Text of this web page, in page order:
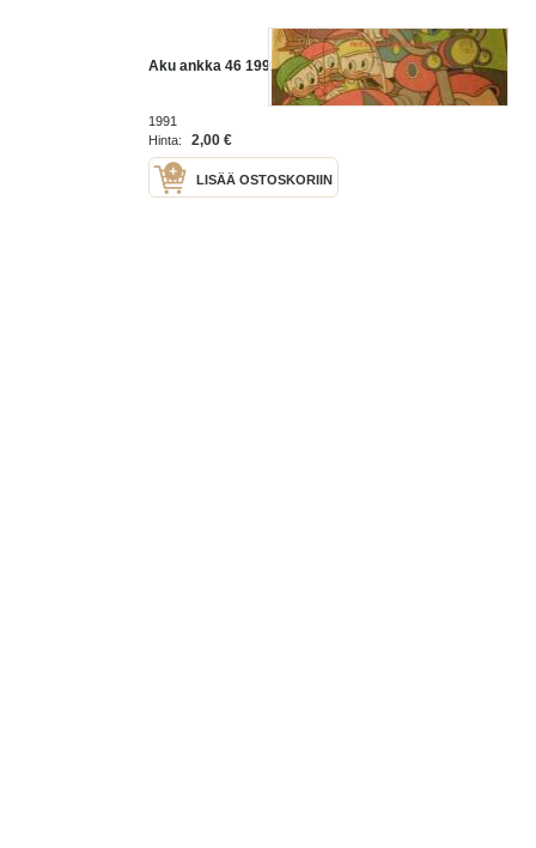
Aku ankka 46 1991
1991
Hinta:
2,00 €
LISÄÄ OSTOSKORIIN